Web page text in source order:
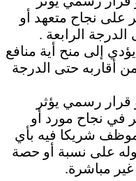
على نجاح متعهد أو
الرابعة .
إلى منح أية منافع
أقاربه حتى الدرجة
قرار رسمي يؤثر
في نجاح مورد أو
شريكا فيه بأي
على نسبة أو حصة
غير مباشرة.